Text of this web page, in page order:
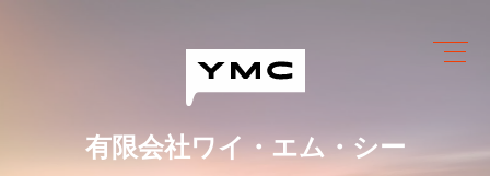
有限会社ワイ・エム・シー
ワイ・エム・シーにできること